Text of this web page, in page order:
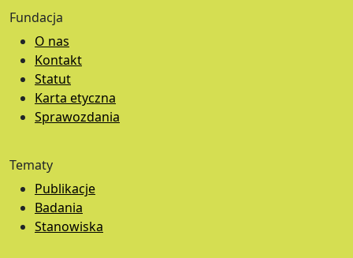
Fundacja
O nas
Kontakt
Statut
Karta etyczna
Sprawozdania
Tematy
Publikacje
Badania
Stanowiska